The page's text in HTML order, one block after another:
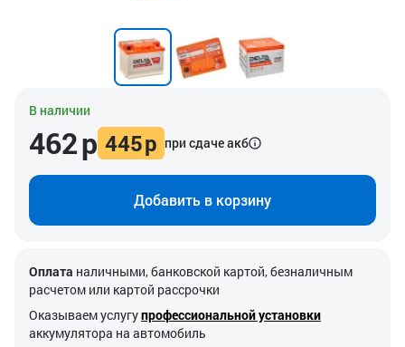
В наличии
462р 445р при сдаче акб
Добавить в корзину
Оплата наличными, банковской картой, безналичным
расчетом или картой рассрочки
Оказываем услугупрофессиональной установки
аккумулятора на автомобиль